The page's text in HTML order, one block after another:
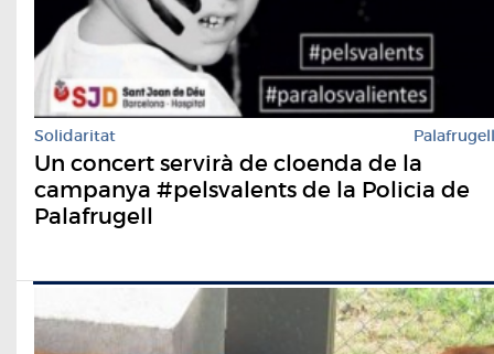
Solidaritat Palafrugell
Un concert servirà de cloenda de la
campanya #pelsvalents de la Policia de
Palafrugell